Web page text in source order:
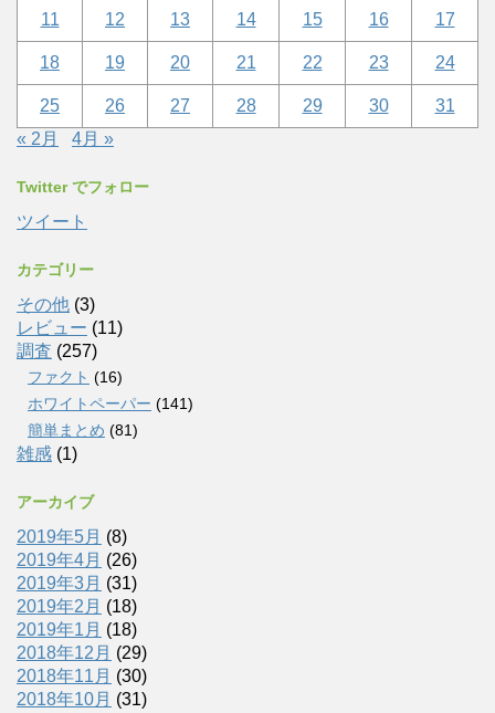
11 12 13 14 15 16 17
18 19 20 21 22 23 24
25 26 27 28 29 30
31
« 2月
4月 »
Twitter でフォロー
ツイート
カテゴリー
その他 (3)
レビュー (11)
調査 (257)
ファクト (16)
ホワイトペーパー (141)
簡単まとめ (81)
雑感 (1)
アーカイブ
2019年5月 (8)
2019年4月 (26)
2019年3月 (31)
2019年2月 (18)
2019年1月 (18)
2018年12月 (29)
2018年11月 (30)
2018年10月 (31)